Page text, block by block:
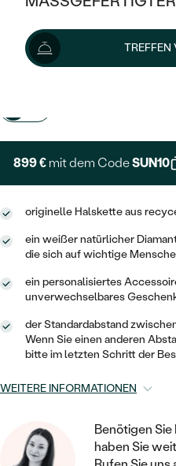
KLASSISCH
V-FORM
VINTAGE
GEHÄMMERTE
VON HAND
MIT FÜLLUNG
IM SET
NACH PREIS
MIT MEHREREN
HALO
VINTAGE
GESTALTE EINEN RING
WÄHLE EINEN RING
DIAMANTEN ZUM
EINFASSEN
FARBIGE
AUSVERKAUF
WENN SCHMUCK
NACH TYP
RINGE
ARMBÄNDER
SCHMUCKSET
HERRENSCHMUCK
SCHMUCK FÜR
PLATIN
OHRSTECKER
MINIMALISTISCHE
OHRHÄNGER
SOLITÄR
HERZ
KINDER
NACH STEIN
GOLD
SILBER
NACH STYL
SOLITÄR
PERSONALISIERT
MIT STERNZEICHEN
MINIMALISTISCH
HERZKETTEN
AUSVERKAUF
GOLD
SILBER
NACH STYL
MEMOIRE
MINIMALISTISCHE
STATEMENT
SIEGELRINGE
PERSONALISIERT
TREFFEN
999 €
Wir liefern den Schmuck
Lieferoptionen
899 € mit dem CodeSUN10
originelle Halskette aus
ein weißer natürlicher
die sich auf wichtige
ein personalisiertes
unverwechselbares
der Standardabstand
Wenn Sie einen anderen
bitte im letzten Schritt der
WEITERE INFORMATIONEN
Benötigen
haben Sie